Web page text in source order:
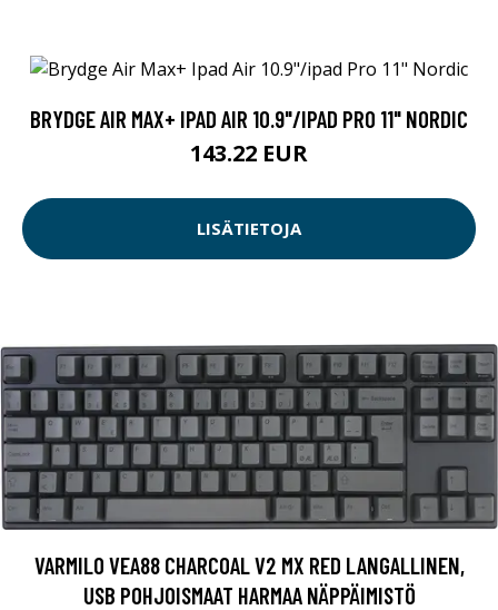
BRYDGE AIR MAX+ IPAD AIR 10.9"/IPAD PRO 11" NORDIC
143.22 EUR
LISÄTIETOJA
VARMILO VEA88 CHARCOAL V2 MX RED LANGALLINEN,
USB POHJOISMAAT HARMAA NÄPPÄIMISTÖ